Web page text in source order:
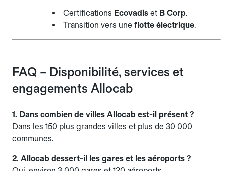
Certifications Ecovadis et B Corp.
Transition vers une flotte électrique.
FAQ – Disponibilité, services et
engagements Allocab
1. Dans combien de villes Allocab est-il présent ?
Dans les 150 plus grandes villes et plus de 30 000
communes.
2. Allocab dessert-il les gares et les aéroports ?